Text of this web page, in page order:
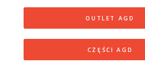
OUTLET AGD
CZĘŚCI AGD